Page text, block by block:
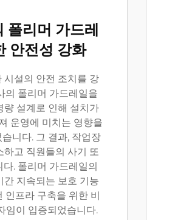
폴리머 가드레
안전성 강화
시설의 안전 조치를 강
의 폴리머 가드레일을
량 설계로 인해 설치가
운영에 미치는 영향을
니다. 그 결과, 작업장
하고 직원들의 사기 또
. 폴리머 가드레일의
간 지속되는 보호 기능
인프라 구축을 위한 비
임이 입증되었습니다.